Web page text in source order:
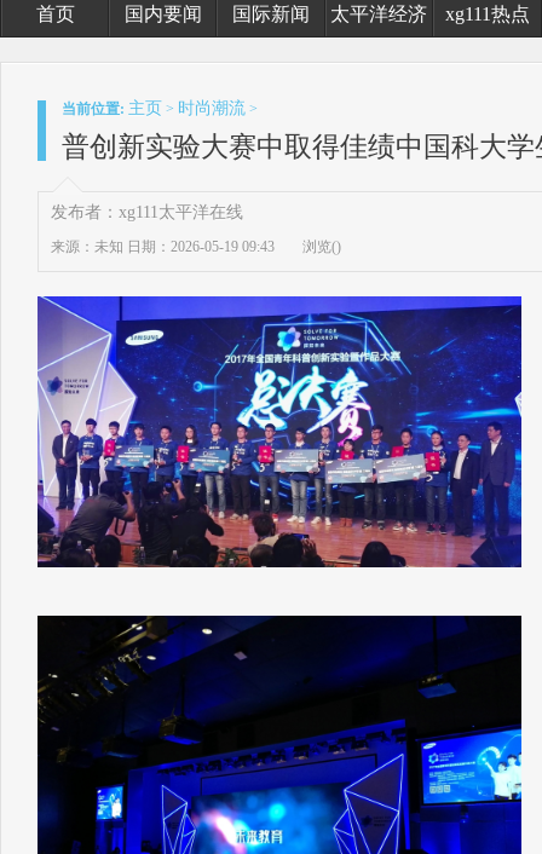
首页 国内要闻 国际新闻 太平洋经济 xg111热点
当前位置: 主页 > 时尚潮流 >
普创新实验大赛中取得佳绩中国科大
发布者：xg111太平洋在线
来源：未知 日期：2026-05-19 09:43 浏览()